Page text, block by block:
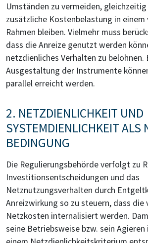
Umständen zu vermeiden,
zusätzliche Kostenbelastung in
Rahmen bleiben. Vielmehr muss
dass die Anreize genutzt werden
netzdienliches Verhalten zu
Ausgestaltung der Instrumente
parallel erreicht werden.
2. NETZDIENLICHKEIT UND
SYSTEMDIENLICHKEIT ALS
BEDINGUNG
Die Regulierungsbehörde verfolgt zu
Investitionsentscheidungen und das
Netznutzungsverhalten durch
Anreizwirkung so zu steuern, dass die
Netzkosten internalisiert werden.
seine Betriebsweise bzw. sein Agieren